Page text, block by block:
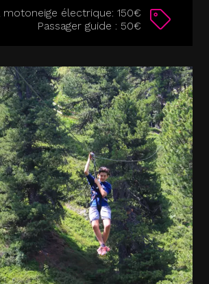
motoneige électrique: 150€
Passager guide : 50€